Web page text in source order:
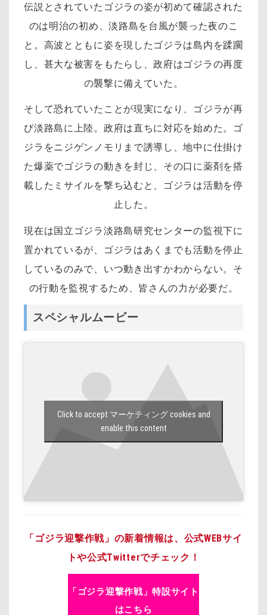
伝説とされていたゴジラの姿が初めて確認された
のは明治の初め、淡路島を台風が襲った夜のこ
と。高波とともに姿を現したゴジラは島内を蹂躙
し、甚大な被害をもたらし、政府はゴジラの再度
の襲撃に備えていた。
そして恐れていたことが現実になり、ゴジラが再
び淡路島に上陸。政府は直ちに対応を始めた。ゴ
ジラをニジゲンノモリまで誘導し、地中に仕掛け
た爆薬でゴジラの動きを封じ、その口に薬剤を搭
載したミサイルを撃ち込むと、ゴジラは活動を停
止した。
現在は国立ゴジラ淡路島研究センターの監視下に
置かれているが、ゴジラはあくまでも活動を停止
しているのみで、いつ動き出すかわからない。そ
の行動を監視するため、皆さんの力が必要だ。
スペシャルムービー
Click to accept マーケティング cookies and
enable this content
「ゴジラ迎撃作戦」の新着情報は、公式WEBサイ
トや公式Twitterでチェック！
「ゴジラ迎撃作戦」特設サイト
はこちら